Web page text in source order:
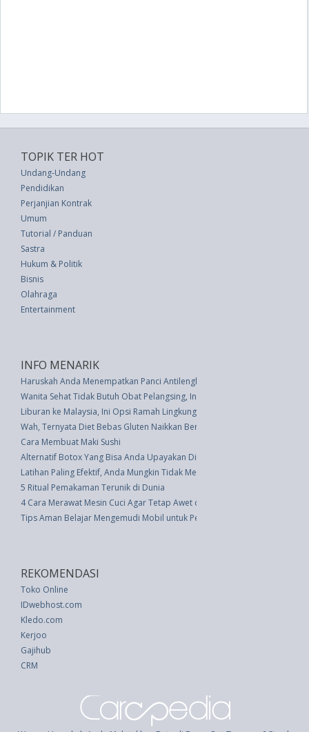
TOPIK TER HOT
Undang-Undang
Pendidikan
Perjanjian Kontrak
Umum
Tutorial / Panduan
Sastra
Hukum & Politik
Bisnis
Olahraga
Entertainment
INFO MENARIK
Haruskah Anda Menempatkan Panci Antilengket di Mesin Pencuci Piring?
Wanita Sehat Tidak Butuh Obat Pelangsing, Ini Alasannya
Liburan ke Malaysia, Ini Opsi Ramah Lingkungan soal Konektivitas Data
Wah, Ternyata Diet Bebas Gluten Naikkan Berat Badan
Cara Membuat Maki Sushi
Alternatif Botox Yang Bisa Anda Upayakan Di Rumah, Untuk Anti Penuaan
Latihan Paling Efektif, Anda Mungkin Tidak Melakukannya
5 Ritual Pemakaman Terunik di Dunia
4 Cara Merawat Mesin Cuci Agar Tetap Awet dan Prima
Tips Aman Belajar Mengemudi Mobil untuk Pemula
REKOMENDASI
Toko Online
IDwebhost.com
Kledo.com
Kerjoo
Gajihub
CRM